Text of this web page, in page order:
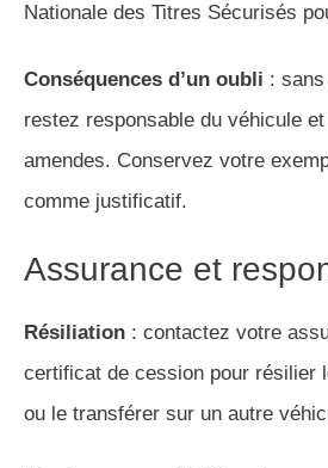
Nationale des Titres Sécurisés
Conséquences d’un oubli :
restez responsable du véhicule
amendes. Conservez votre
comme justificatif.
Assurance et
Résiliation : contactez votre
certificat de cession pour résilier
ou le transférer sur un autre